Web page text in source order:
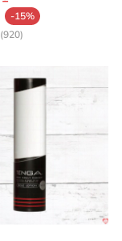
-15%
(920)